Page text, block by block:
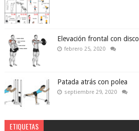
Elevación frontal con disco
febrero 25, 2020
Patada atrás con polea
septiembre 29, 2020
ETIQUETAS